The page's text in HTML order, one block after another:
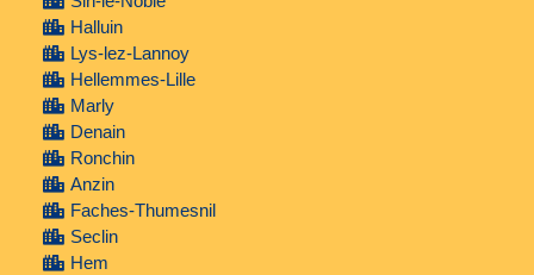
Halluin
Lys-lez-Lannoy
Hellemmes-Lille
Marly
Denain
Ronchin
Anzin
Faches-Thumesnil
Seclin
Hem